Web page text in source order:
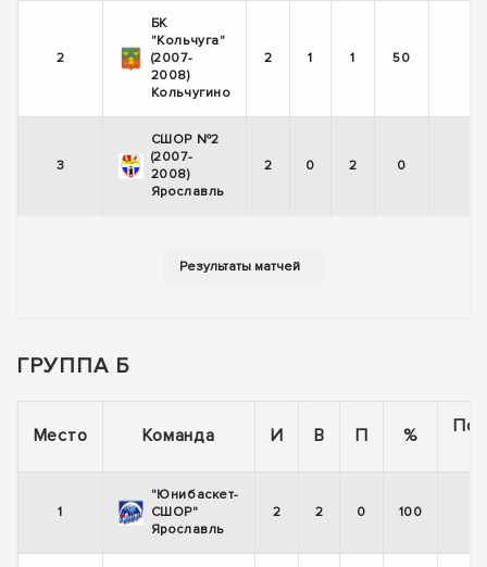
2
БК
"Кольчуга"
(2007-
2008)
Кольчугино
2 1 1 50
3
СШОР №2
(2007-
2008)
Ярославль
2 0 2 0
ГРУППА Б
Место Команда И В П %
1
"Юнибаскет-
СШОР"
Ярославль
2 2 0 100